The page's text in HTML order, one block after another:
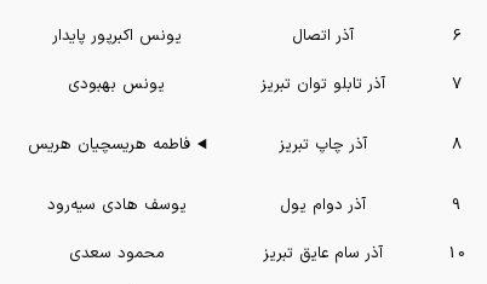
6 آذر اتصال یونس اکبرپور پایدار
7
آذر تابلو توان تبریز یونس بهبودی
8 آذر چاپ تبریز فاطمه هریسچیان هریس
9 آذر دوام یول یوسف هادی سیه‌رود
10
آذر سام عایق تبریز محمود سعدی